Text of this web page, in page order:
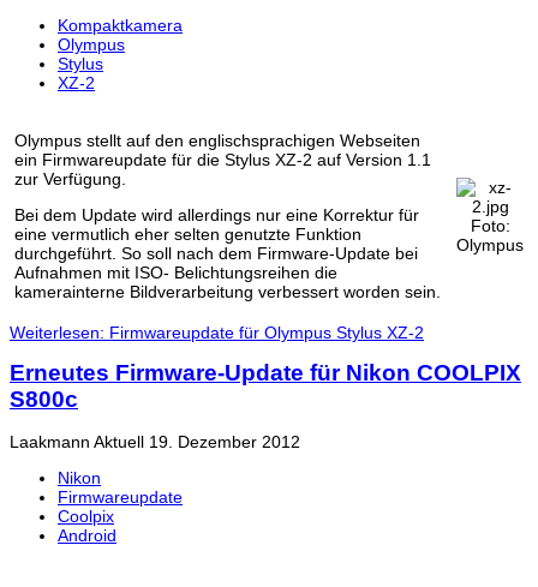
Kompaktkamera
Olympus
Stylus
XZ-2
Olympus stellt auf den englischsprachigen Webseiten
ein Firmwareupdate für die Stylus XZ-2 auf Version 1.1
zur Verfügung.
Bei dem Update wird allerdings nur eine Korrektur für
eine vermutlich eher selten genutzte Funktion
durchgeführt. So soll nach dem Firmware-Update bei
Aufnahmen mit ISO- Belichtungsreihen die
kamerainterne Bildverarbeitung verbessert worden sein.
Foto:
Olympus
Weiterlesen: Firmwareupdate für Olympus Stylus XZ-2
Erneutes Firmware-Update für Nikon COOLPIX
S800c
Laakmann Aktuell 19. Dezember 2012
Nikon
Firmwareupdate
Coolpix
Android